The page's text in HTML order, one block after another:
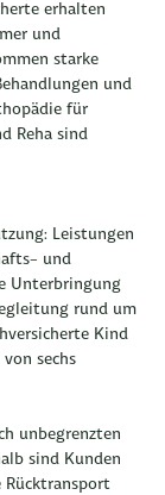
erhalten
und
starke
und
für
Reha sind
Leistungen
und
Unterbringung
rund um
Kind
sechs
unbegrenzten
sind Kunden